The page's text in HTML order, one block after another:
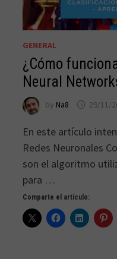
GENERAL
¿Cómo
Neural
by Na8 29/11/
En este artículo
Redes Neuronales
son el algoritmo
para …
Comparte el artículo: